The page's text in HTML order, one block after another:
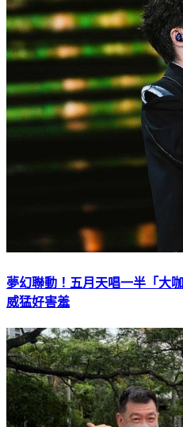
夢幻聯動！五月天唱一半「大
威猛好害羞